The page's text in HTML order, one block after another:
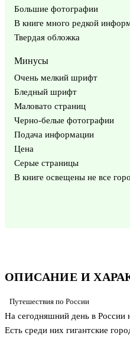
ОПИСАНИЕ И
Путешествия по России
На сегодняшний день в России
Есть среди них гигантские
Большие фотографии
В книге много редкой
Твердая обложка
Минусы
Очень мелкий шрифт
Бледный шрифт
Маловато страниц
Черно-белые фотографии
Подача информации
Цена
Серые страницы
В книге освещены не все